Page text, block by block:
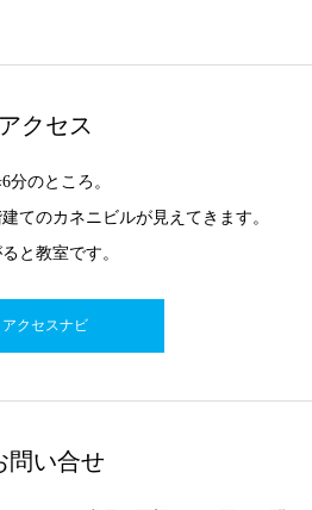
アクセス
分のところ。
てのカネニビルが見えてきます。
と教室です。
アクセスナビ
問い合せ